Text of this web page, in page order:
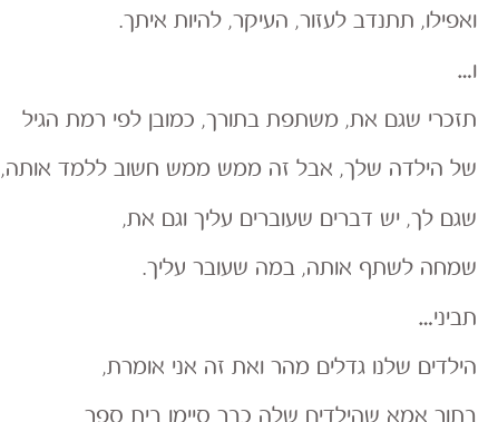
ואפילו, תתנדב לעזור, העיקר, להיות איתך.
ו…
תזכרי שגם את, משתפת בתורך, כמובן לפי רמת הגיל
של הילדה שלך, אבל זה ממש ממש חשוב ללמד אותה,
שגם לך, יש דברים שעוברים עליך וגם את,
שמחה לשתף אותה, במה שעובר עליך.
תביני…
הילדים שלנו גדלים מהר ואת זה אני אומרת,